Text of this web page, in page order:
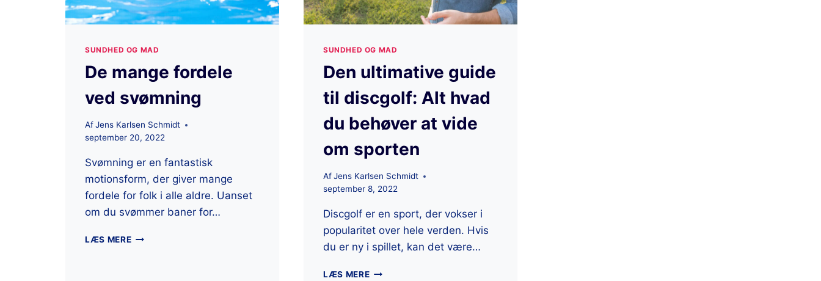
SUNDHED OG MAD
De mange fordele
ved svømning
AfJens Karlsen Schmidt
september 20, 2022
Svømning er en fantastisk
motionsform, der giver mange
fordele for folk i alle aldre. Uanset
om du svømmer baner for…
LÆS MERE
SUNDHED OG MAD
Den ultimative guide
til discgolf: Alt hvad
du behøver at vide
om sporten
AfJens Karlsen Schmidt
september 8, 2022
Discgolf er en sport, der vokser i
popularitet over hele verden. Hvis
du er ny i spillet, kan det være…
LÆS MERE